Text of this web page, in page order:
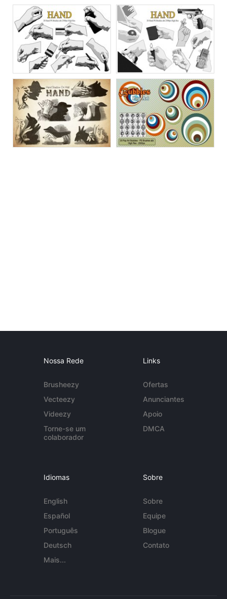
Nossa Rede
Brusheezy
Vecteezy
Videezy
Torne-se um
colaborador
Links
Ofertas
Anunciantes
Apoio
DMCA
Idiomas
English
Español
Português
Deutsch
Mais...
Sobre
Sobre
Equipe
Blogue
Contato